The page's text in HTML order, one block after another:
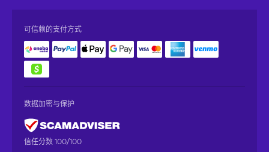
可信赖的支付方式
数据加密与保护
信任分数 100/100